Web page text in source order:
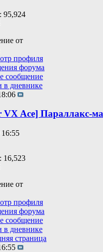
95,924
от
профиля
форума
сообщение
в дневнике
VX Ace] Параллакс-
16:55
16,523
от
профиля
форума
сообщение
в дневнике
страница